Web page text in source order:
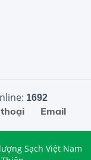
1692
Email
Sạch Việt Nam